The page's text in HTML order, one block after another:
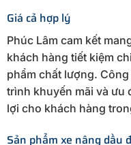
Giá cả hợp lý
Phúc Lâm cam kết
khách hàng tiết kiệm
phẩm chất lượng.
trình khuyến mãi và ưu
lợi cho khách hàng
Sản phẩm xe nâng dầu